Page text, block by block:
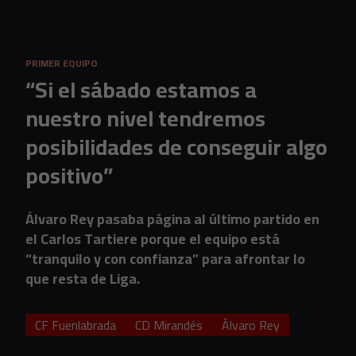
PRIMER EQUIPO
“Si el sábado estamos a
nuestro nivel tendremos
posibilidades de conseguir algo
positivo”
Álvaro Rey pasaba página al último partido en
el Carlos Tartiere porque el equipo está
“tranquilo y con confianza” para afrontar lo
que resta de Liga.
CF Fuenlabrada CD Mirandés Álvaro Rey